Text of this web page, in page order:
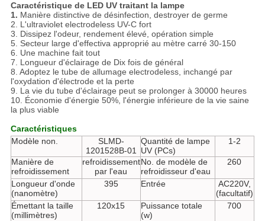
Caractéristique de LED UV traitant la lampe
1. Manière distinctive de désinfection, destroyer de germe
2. L'ultraviolet electrodeless UV-C fort
3. Dissipez l'odeur, rendement élevé, opération simple
5. Secteur large d'effectiva approprié au mètre carré 30-150
6. Une machine fait tout
7. Longueur d'éclairage de Dix fois de général
8. Adoptez le tube de allumage electrodeless, inchangé par
l'oxydation d'électrode et la perte
9. La vie du tube d'éclairage peut se prolonger à 30000 heures
10. Économie d'énergie 50%, l'énergie inférieure de la vie saine
la plus viable
Caractéristiques
Modèle non.
SLMD-
1201528B-01
Quantité de lampe
UV (PCs)
1-2
Manière de
refroidissement
refroidissement
par l'eau
No. de modèle de
refroidisseur d'eau
260
Longueur d'onde
(nanomètre)
395 Entrée
AC220V,
(facultatif)
Émettant la taille
(millimètres)
120x15
Puissance totale
(w)
700